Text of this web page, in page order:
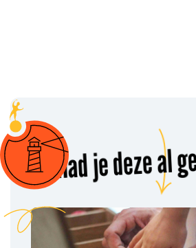
Had je deze al